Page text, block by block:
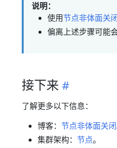
说明：
使用节点非体面关
偏离上述步骤可能
接下来
了解更多以下信息：
博客： 节点非体面关闭
集群架构： 节点。